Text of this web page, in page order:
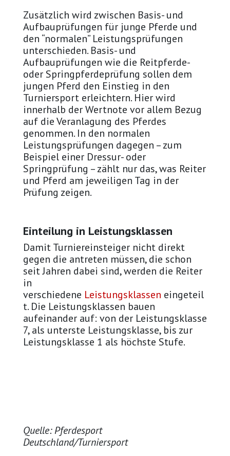
Zusätzlich wird zwischen Basis- und
Aufbauprüfungen für junge Pferde und
den “normalen” Leistungsprüfungen
unterschieden. Basis- und
Aufbauprüfungen wie die Reitpferde-
oder Springpferdeprüfung sollen dem
jungen Pferd den Einstieg in den
Turniersport erleichtern. Hier wird
innerhalb der Wertnote vor allem Bezug
auf die Veranlagung des Pferdes
genommen. In den normalen
Leistungsprüfungen dagegen – zum
Beispiel einer Dressur- oder
Springprüfung – zählt nur das, was Reiter
und Pferd am jeweiligen Tag in der
Prüfung zeigen.
Einteilung in Leistungsklassen
Damit Turniereinsteiger nicht direkt
gegen die antreten müssen, die schon
seit Jahren dabei sind, werden die Reiter
in
verschiedene Leistungsklassen eingeteil
t. Die Leistungsklassen bauen
aufeinander auf: von der Leistungsklasse
7, als unterste Leistungsklasse, bis zur
Leistungsklasse 1 als höchste Stufe.
Quelle: Pferdesport
Deutschland/Turniersport